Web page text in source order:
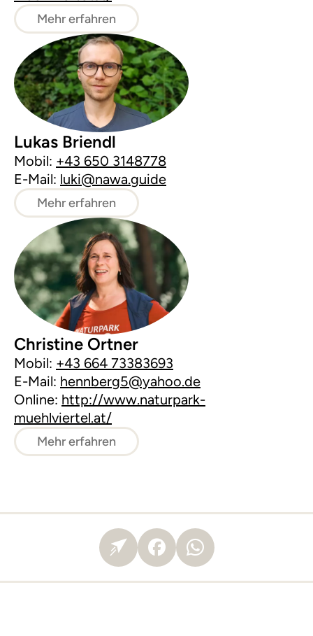
Mehr erfahren
Lukas Briendl
Mobil: +43 650 3148778
E-Mail: luki@nawa.guide
Mehr erfahren
Christine Ortner
Mobil: +43 664 73383693
E-Mail: hennberg5@yahoo.de
Online: http://www.naturpark-
muehlviertel.at/
Mehr erfahren